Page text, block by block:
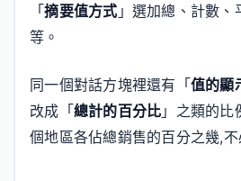
「摘要值方式 」選加總、計數
等。
同一個對話方塊裡還有「值的顯
改成「總計的百分比 」之類的
個地區各佔總銷售的百分之幾,不